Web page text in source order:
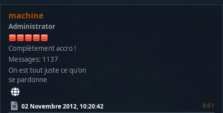
machine
Administrator
Complètement accro !
Messages: 1137
On est tout juste ce qu'on
se pardonne
02 Novembre 2012, 10:20:42
#41